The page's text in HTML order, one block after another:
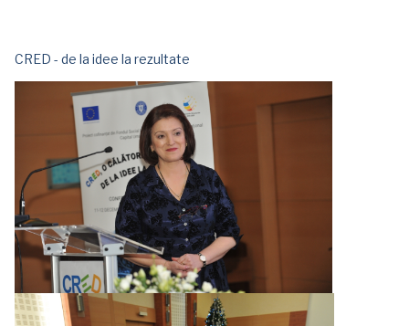
CRED - de la idee la rezultate